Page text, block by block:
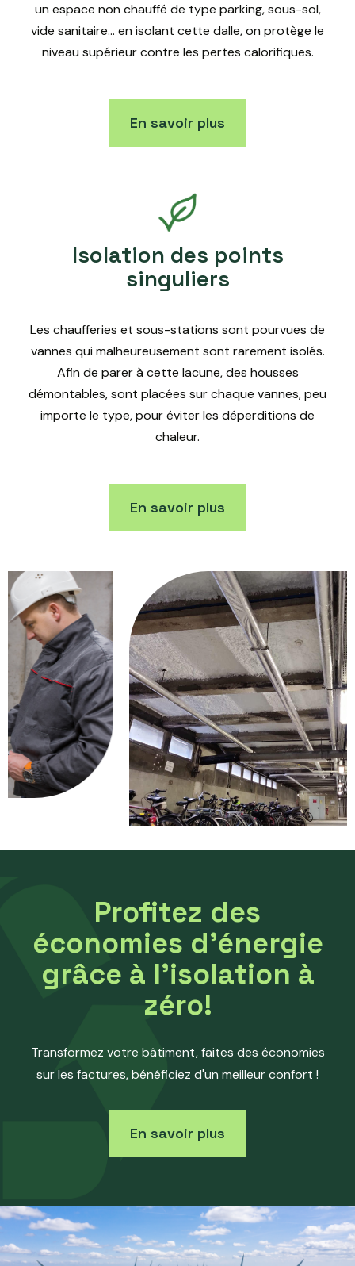
un espace non chauffé de type parking, sous-sol,
vide sanitaire… en isolant cette dalle, on protège le
niveau supérieur contre les pertes calorifiques.
En savoir plus
Isolation des points
singuliers
Les chaufferies et sous-stations sont pourvues de
vannes qui malheureusement sont rarement isolés.
Afin de parer à cette lacune, des housses
démontables, sont placées sur chaque vannes, peu
importe le type, pour éviter les déperditions de
chaleur.
En savoir plus
Profitez des
économies d’énergie
grâce à l’isolation à
zéro!
Transformez votre bâtiment, faites des économies
sur les factures, bénéficiez d'un meilleur confort !
En savoir plus